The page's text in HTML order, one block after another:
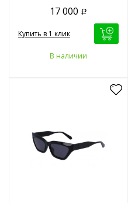
17 000 Р
Купить в 1 клик
В наличии